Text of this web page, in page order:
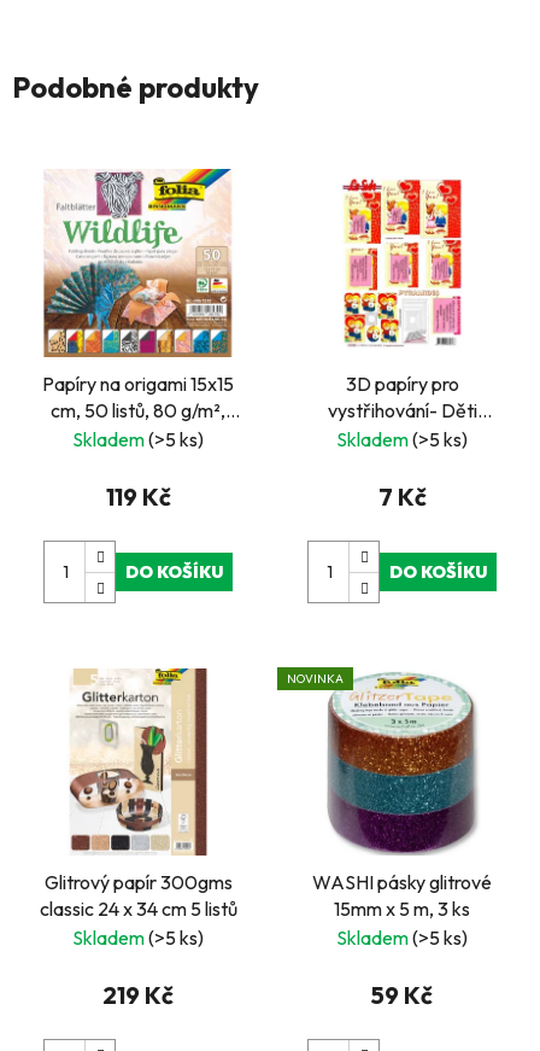
Podobné produkty
Papíry na origami 15x15
cm, 50 listů, 80 g/m²,
Divočina
Skladem(>5 ks)
119 Kč
DO KOŠÍKU
3D papíry pro
vystřihování- Děti
srdíčko- pyramida
Skladem(>5 ks)
7 Kč
DO KOŠÍKU
Glitrový papír 300gms
classic 24 x 34 cm 5 listů
Skladem(>5 ks)
219 Kč
NOVINKA
WASHI pásky glitrové
15mm x 5 m, 3 ks
Skladem(>5 ks)
59 Kč